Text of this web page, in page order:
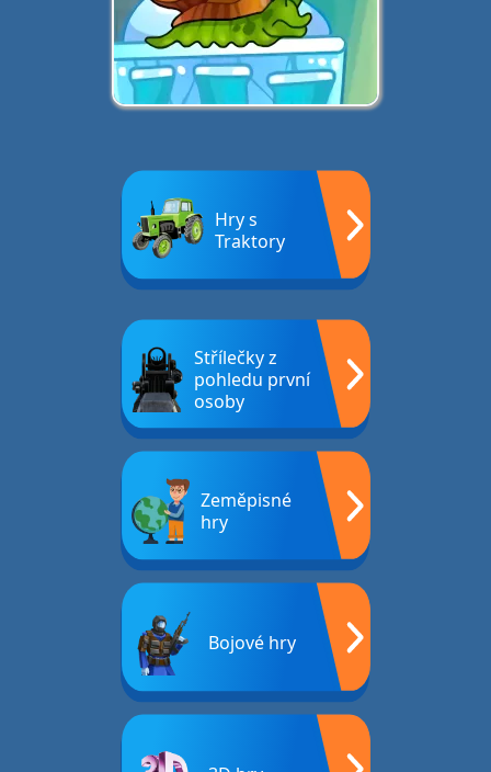
Hry s
Traktory
Střílečky z
pohledu první
osoby
Zeměpisné
hry
Bojové hry